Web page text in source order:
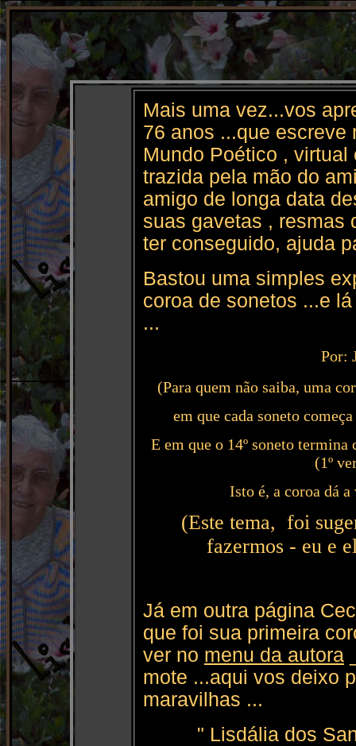
Mais uma vez...vos
76 anos ...que escreve
Mundo Poético ,
trazida pela mão do
amigo de longa data
suas gavetas ,
ter conseguido, ajuda
Bastou uma simples
coroa de sonetos ...e
...
Por:
(Para quem não saiba, uma
em que cada soneto
E em que o 14º soneto
(1º
Isto é, a coroa dá
(Este tema, foi
fazermos - eu e
Já em outra página
que foi sua primeira
ver no menu da autora
mote ...aqui vos deixo
maravilhas ...
" Lisdália dos